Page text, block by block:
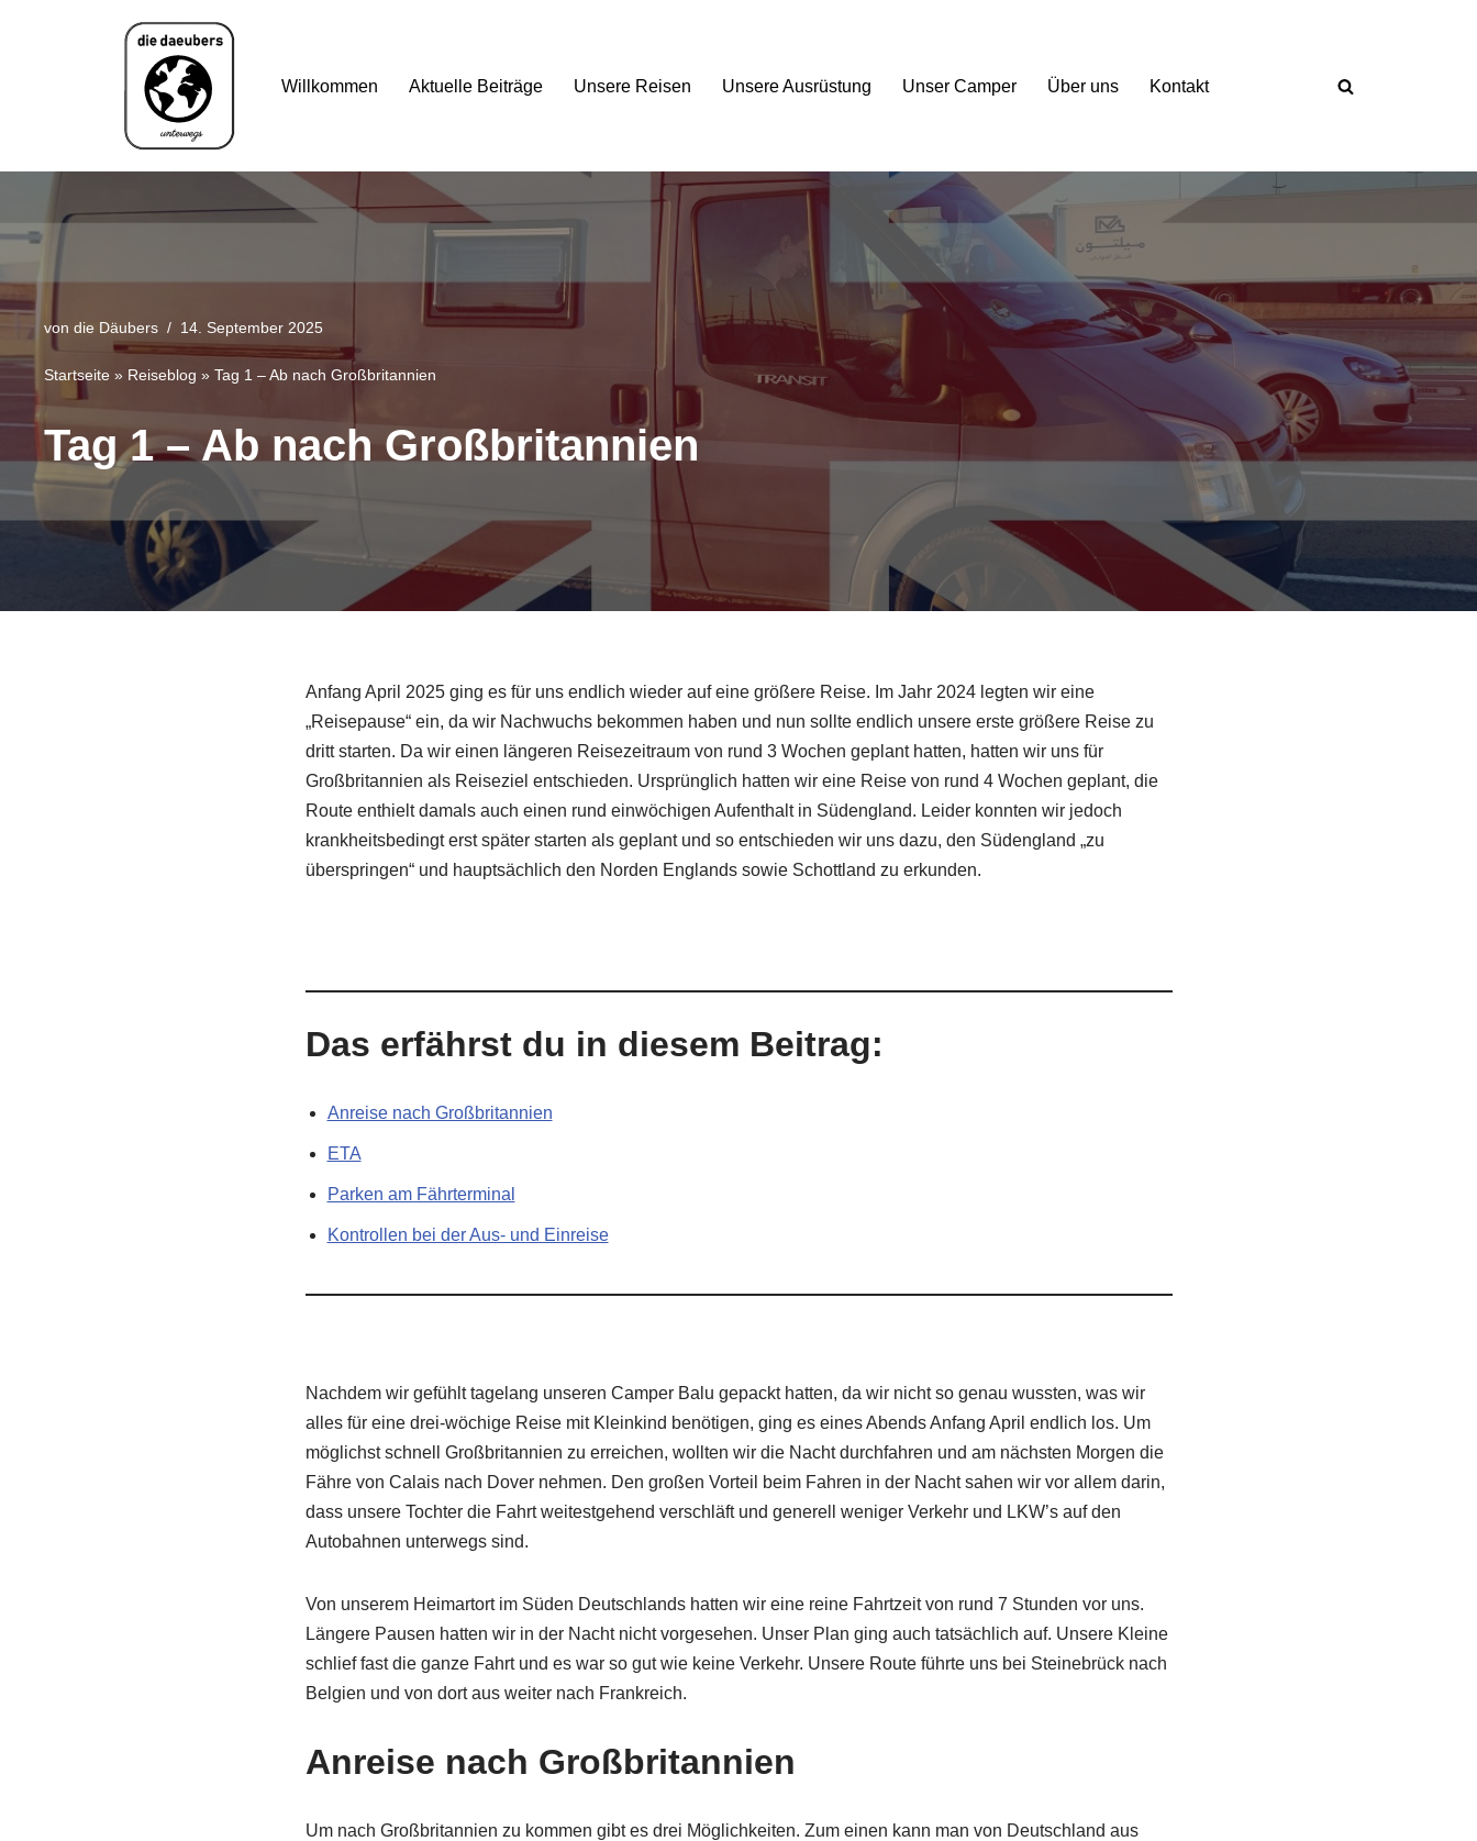
Willkommen Aktuelle Beiträge Unsere Reisen Unsere Ausrüstung Unser Camper Über uns Kontakt
von die Däubers 14. September 2025
Startseite » Reiseblog » Tag 1 – Ab nach Großbritannien
Tag 1 – Ab nach Großbritannien
Anfang April 2025 ging es für uns endlich wieder auf eine größere Reise. Im Jahr 2024 legten wir eine
„Reisepause“ ein, da wir Nachwuchs bekommen haben und nun sollte endlich unsere erste größere Reise zu
dritt starten. Da wir einen längeren Reisezeitraum von rund 3 Wochen geplant hatten, hatten wir uns für
Großbritannien als Reiseziel entschieden. Ursprünglich hatten wir eine Reise von rund 4 Wochen geplant, die
Route enthielt damals auch einen rund einwöchigen Aufenthalt in Südengland. Leider konnten wir jedoch
krankheitsbedingt erst später starten als geplant und so entschieden wir uns dazu, den Südengland „zu
überspringen“ und hauptsächlich den Norden Englands sowie Schottland zu erkunden.
Das erfährst du in diesem Beitrag:
Anreise nach Großbritannien
ETA
Parken am Fährterminal
Kontrollen bei der Aus- und Einreise
Nachdem wir gefühlt tagelang unseren Camper Balu gepackt hatten, da wir nicht so genau wussten, was wir
alles für eine drei-wöchige Reise mit Kleinkind benötigen, ging es eines Abends Anfang April endlich los. Um
möglichst schnell Großbritannien zu erreichen, wollten wir die Nacht durchfahren und am nächsten Morgen die
Fähre von Calais nach Dover nehmen. Den großen Vorteil beim Fahren in der Nacht sahen wir vor allem darin,
dass unsere Tochter die Fahrt weitestgehend verschläft und generell weniger Verkehr und LKW’s auf den
Autobahnen unterwegs sind.
Von unserem Heimartort im Süden Deutschlands hatten wir eine reine Fahrtzeit von rund 7 Stunden vor uns.
Längere Pausen hatten wir in der Nacht nicht vorgesehen. Unser Plan ging auch tatsächlich auf. Unsere Kleine
schlief fast die ganze Fahrt und es war so gut wie keine Verkehr. Unsere Route führte uns bei Steinebrück nach
Belgien und von dort aus weiter nach Frankreich.
Anreise nach Großbritannien
Um nach Großbritannien zu kommen gibt es drei Möglichkeiten. Zum einen kann man von Deutschland aus